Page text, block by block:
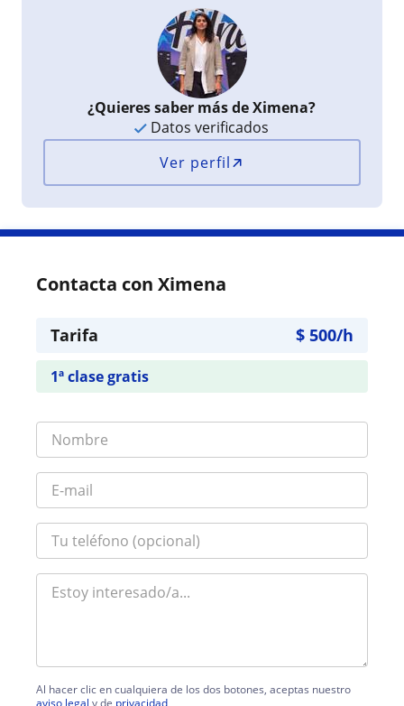
¿Quieres saber más de Ximena?
Datos verificados
Ver perfil
Contacta con Ximena
Tarifa $ 500/h
1ª clase gratis
Al hacer clic en cualquiera de los dos botones, aceptas nuestro
aviso legal y de privacidad